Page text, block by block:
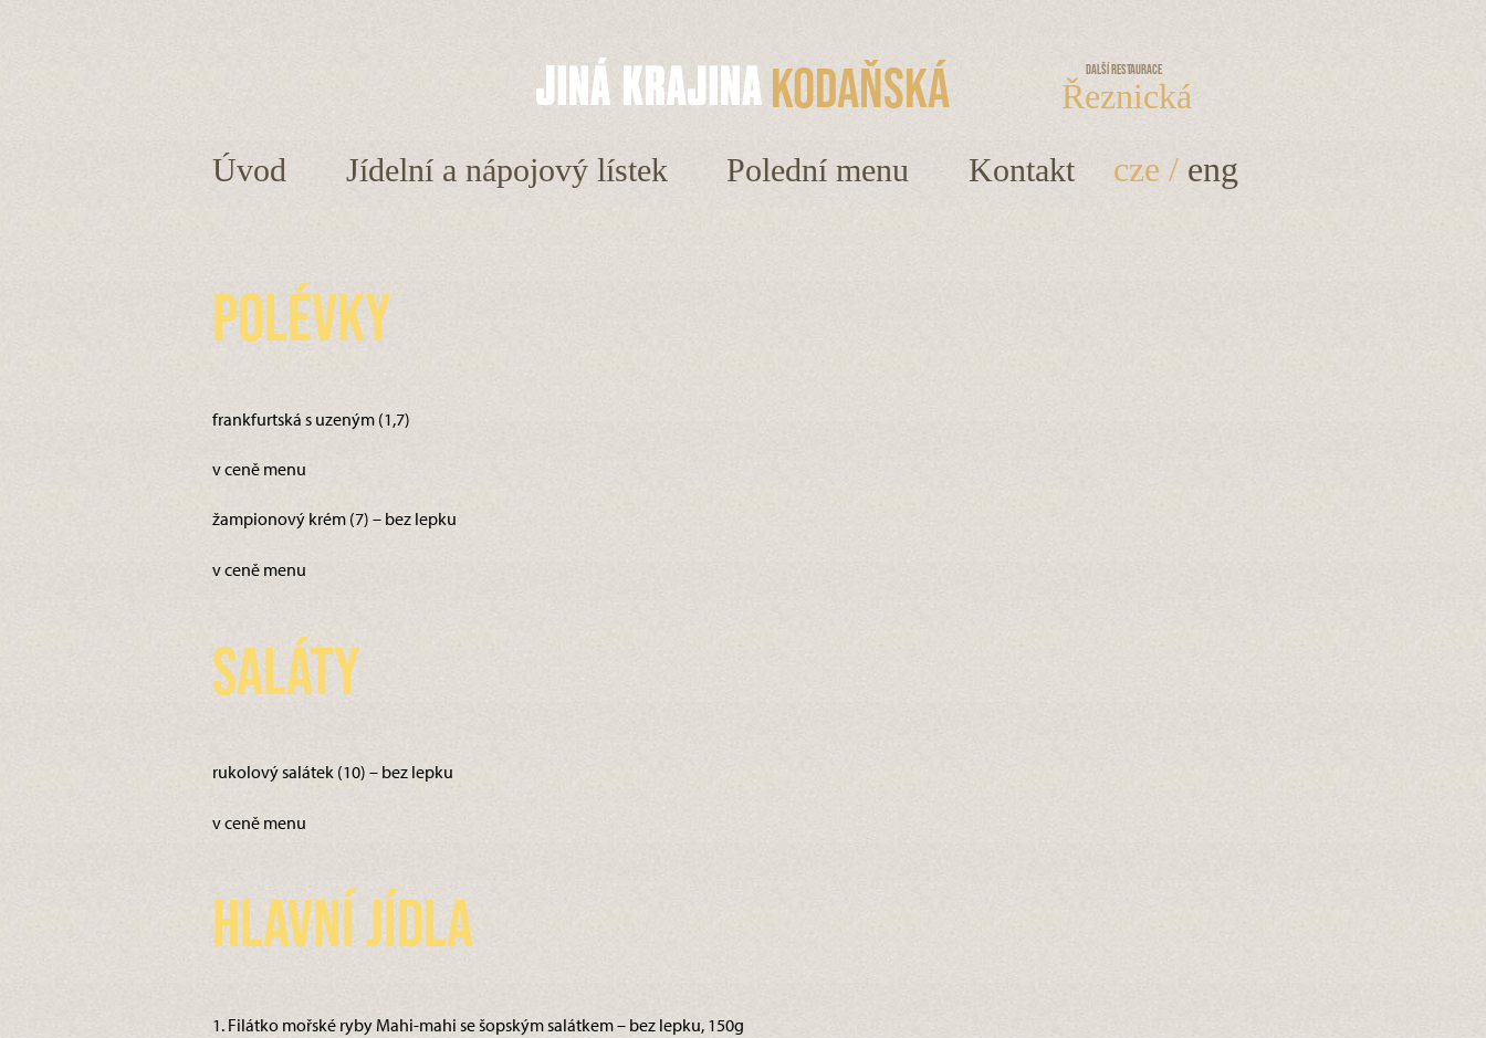
Kodaňská Další restaurace
Řeznická
Úvod Jídelní a nápojový lístek Polední menu Kontakt cze / eng
Polévky
frankfurtská s uzeným (1,7)
v ceně menu
žampionový krém (7) – bez lepku
v ceně menu
Saláty
rukolový salátek (10) – bez lepku
v ceně menu
Hlavní jídla
1. Filátko mořské ryby Mahi-mahi se šopským salátkem – bez lepku, 150g